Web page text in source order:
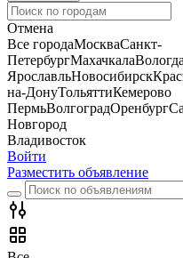
Отмена
Все городаМоскваСанкт-
ПетербургМахачкалаВологда
ЯрославльНовосибирск
на-ДонуТольяттиКемерово
ПермьВолгоградОренбург
Новгород
Владивосток
Войти
Разместить объявление